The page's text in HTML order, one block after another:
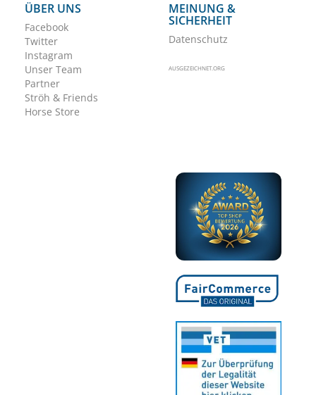
ÜBER UNS
Facebook
Twitter
Instagram
Unser Team
Partner
Ströh & Friends
Horse Store
MEINUNG &
SICHERHEIT
Datenschutz
AUSGEZEICHNET.ORG